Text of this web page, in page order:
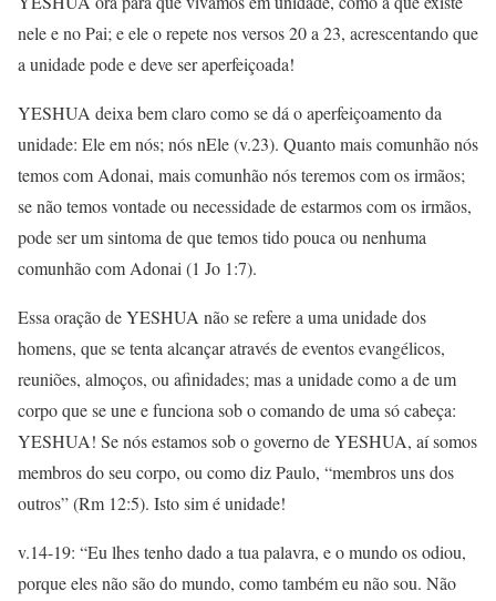
nele e no Pai; e ele o repete nos versos 20 a 23, acrescentando que
a unidade pode e deve ser aperfeiçoada!
YESHUA deixa bem claro como se dá o aperfeiçoamento da
unidade: Ele em nós; nós nEle (v.23). Quanto mais comunhão nós
temos com Adonai, mais comunhão nós teremos com os irmãos;
se não temos vontade ou necessidade de estarmos com os irmãos,
pode ser um sintoma de que temos tido pouca ou nenhuma
comunhão com Adonai (1 Jo 1:7).
Essa oração de YESHUA não se refere a uma unidade dos
homens, que se tenta alcançar através de eventos evangélicos,
reuniões, almoços, ou afinidades; mas a unidade como a de um
corpo que se une e funciona sob o comando de uma só cabeça:
YESHUA! Se nós estamos sob o governo de YESHUA, aí somos
membros do seu corpo, ou como diz Paulo, “membros uns dos
outros” (Rm 12:5). Isto sim é unidade!
v.14-19: “Eu lhes tenho dado a tua palavra, e o mundo os odiou,
porque eles não são do mundo, como também eu não sou. Não